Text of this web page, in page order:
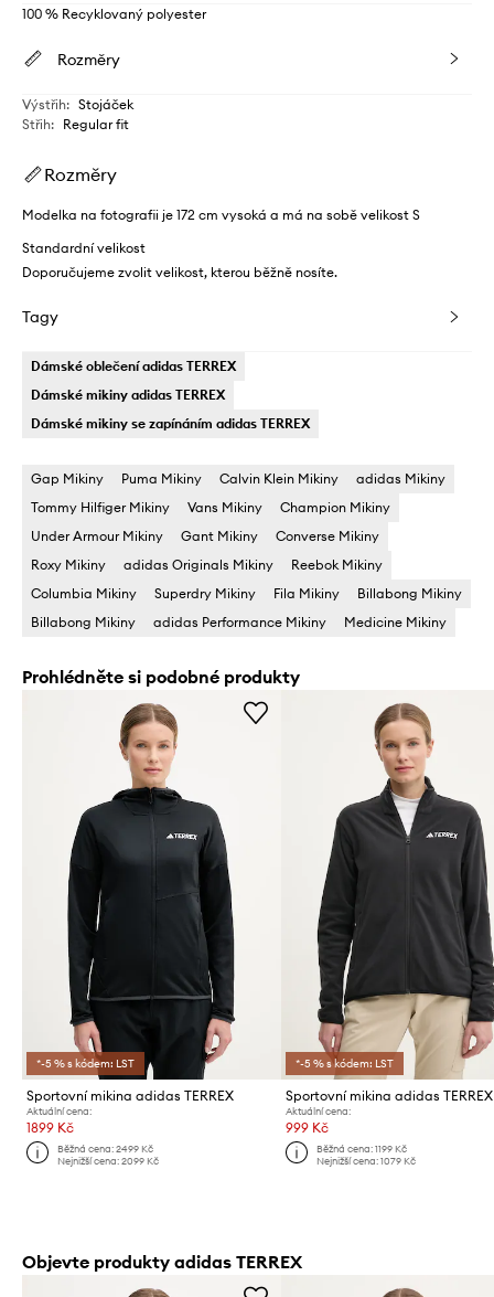
100 % Recyklovaný polyester
Rozměry
Výstřih: Stojáček
Střih: Regular fit
Rozměry
Modelka na fotografii je 172 cm vysoká a má na sobě velikost S
Standardní velikost
Doporučujeme zvolit velikost, kterou běžně nosíte.
Tagy
Dámské oblečení adidas TERREX
Dámské mikiny adidas TERREX
Dámské mikiny se zapínáním adidas TERREX
Gap Mikiny Puma Mikiny Calvin Klein Mikiny
adidas Mikiny
Tommy Hilfiger Mikiny
Vans Mikiny
Champion Mikiny
Under Armour Mikiny
Gant Mikiny
Converse Mikiny
Roxy Mikiny
adidas Originals Mikiny
Reebok Mikiny
Columbia Mikiny
Superdry Mikiny Fila Mikiny
Billabong Mikiny
Billabong Mikiny
adidas Performance Mikiny Medicine Mikiny
Prohlédněte si podobné produkty
*-5 % s kódem: LST
Sportovní mikina adidas TERREX
Aktuální cena:
1899 Kč
Běžná cena:2499 Kč
Nejnižší cena:2099 Kč
*-5 % s kódem: LST
Aktuální cena:
999 Kč
Běžná cena: 1199 Kč
Nejnižší cena: 1079 Kč
Objevte produkty adidas TERREX